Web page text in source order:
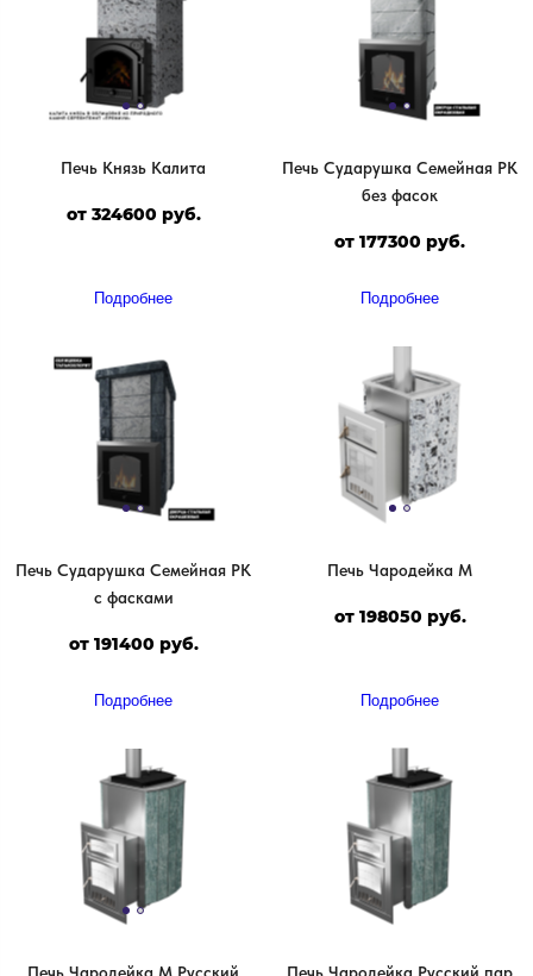
Печь Князь Калита
от 324600 руб.
Подробнее
Печь Сударушка Семейная РК
без фасок
от 177300 руб.
Подробнее
Печь Сударушка Семейная РК
с фасками
от 191400 руб.
Подробнее
Печь Чародейка М
от 198050 руб.
Подробнее
Печь Чародейка М Русский
Печь Чародейка Русский пар